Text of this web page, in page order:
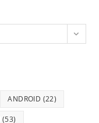
ANDROID (22)
(53)